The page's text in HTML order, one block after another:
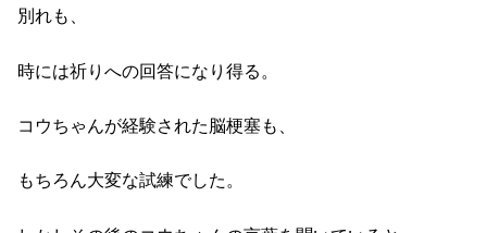
別れも、
時には祈りへの回答になり得る。
コウちゃんが経験された脳梗塞も、
もちろん大変な試練でした。